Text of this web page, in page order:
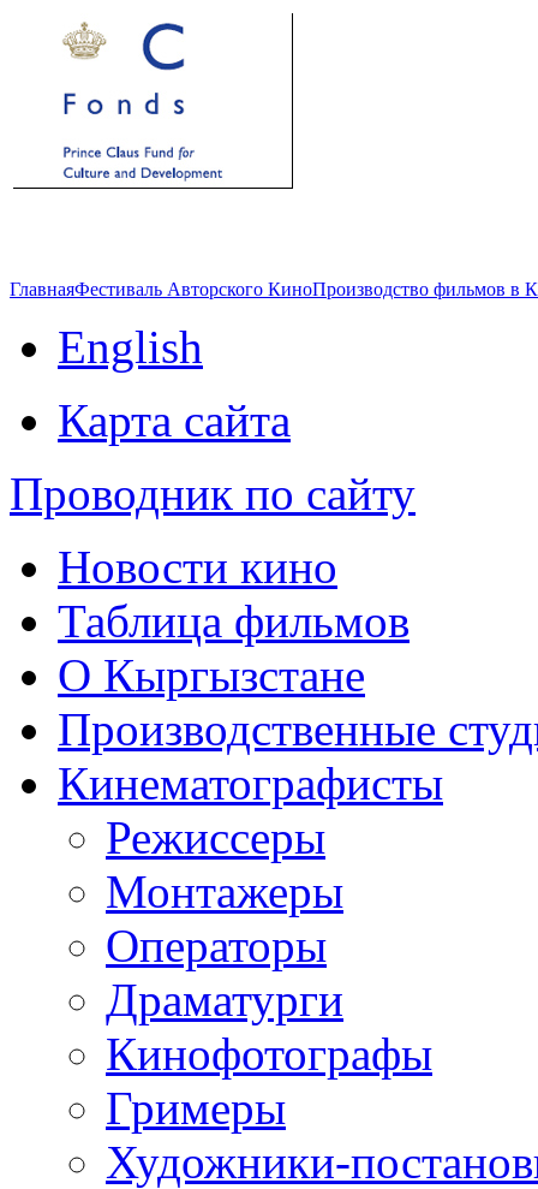
ГлавнаяФестиваль Авторского КиноПроизводство фильмов в
English
Карта сайта
Проводник по сайту
Новости кино
Таблица фильмов
О Кыргызстане
Производственные
Кинематографисты
Режиссеры
Монтажеры
Операторы
Драматурги
Кинофотографы
Гримеры
Художники-